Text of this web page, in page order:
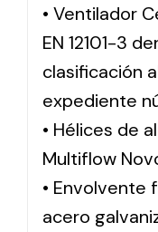
• Ventilador
EN 12101-3
clasificación
expediente
• Hélices de
Multiflow
• Envolvente
acero